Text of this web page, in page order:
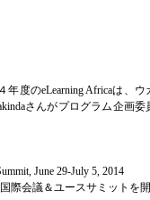
度のeLearning Africaは、
さんがプログラム企画委
June 29-July 5, 2014
際会議＆ユースサミットを開